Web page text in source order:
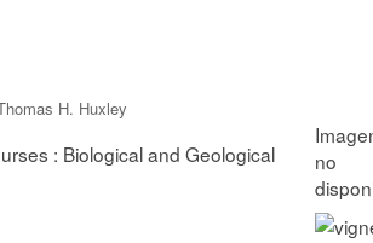
H. Huxley
: Biological and Geological